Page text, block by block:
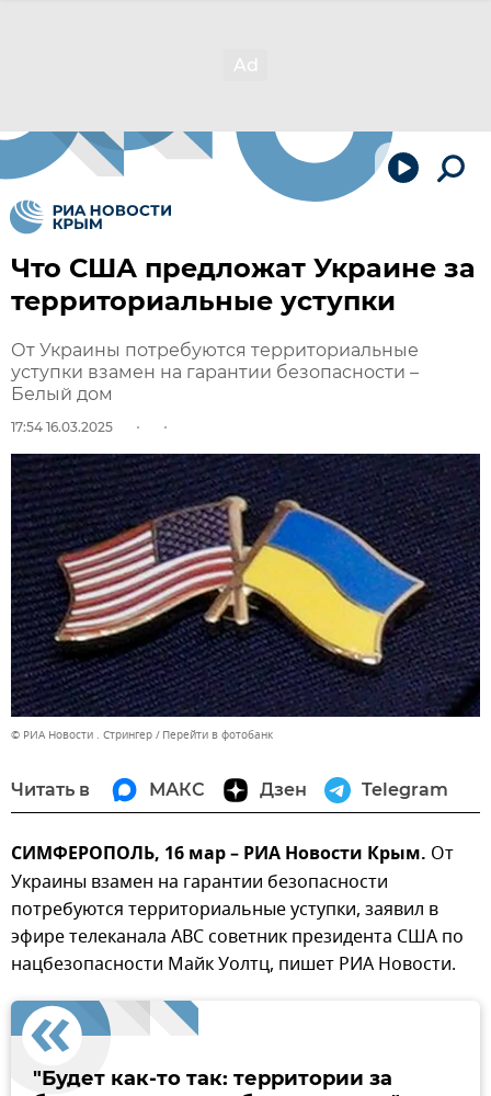
Что США предложат Украине за
территориальные уступки
От Украины потребуются территориальные
уступки взамен на гарантии безопасности –
Белый дом
17:54 16.03.2025
© РИА Новости . Стрингер Перейти в фотобанк
Читать в МАКС Дзен Telegram
СИМФЕРОПОЛЬ, 16 мар – РИА Новости Крым. От
Украины взамен на гарантии безопасности
потребуются территориальные уступки, заявил в
эфире телеканала ABC советник президента США по
нацбезопасности Майк Уолтц, пишет РИА Новости.
"Будет как-то так: территории за